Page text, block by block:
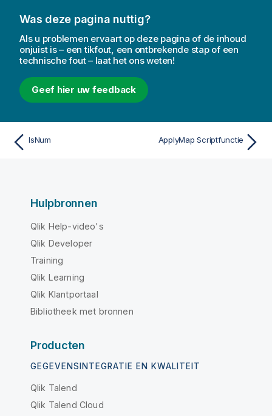
Was deze pagina nuttig?
Als u problemen ervaart op deze pagina of de inhoud
onjuist is – een tikfout, een ontbrekende stap of een
technische fout – laat het ons weten!
Geef hier uw feedback
IsNum ApplyMap Scriptfunctie
Hulpbronnen
Qlik Help-video's
Qlik Developer
Training
Qlik Learning
Qlik Klantportaal
Bibliotheek met bronnen
Producten
GEGEVENSINTEGRATIE EN KWALITEIT
Qlik Talend
Qlik Talend Cloud